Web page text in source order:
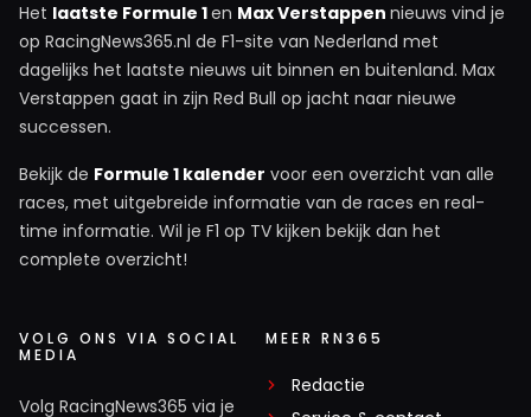
Het laatste Formule 1en Max Verstappen nieuws vind je
op RacingNews365.nl de F1-site van Nederland met
dagelijks het laatste nieuws uit binnen en buitenland. Max
Verstappen gaat in zijn Red Bull op jacht naar nieuwe
successen.
Bekijk de Formule 1 kalender voor een overzicht van alle
races, met uitgebreide informatie van de races en real-
time informatie. Wil je F1 op TV kijken bekijk dan het
complete overzicht!
VOLG ONS VIA SOCIAL
MEDIA
Volg RacingNews365 via je
MEER RN365
Redactie